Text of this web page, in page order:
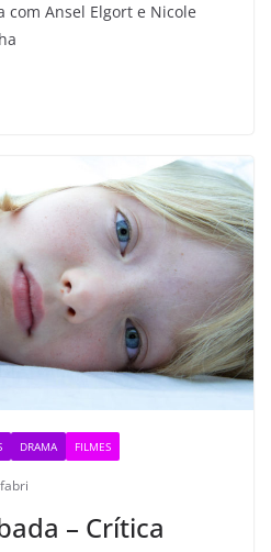
com Ansel Elgort e Nicole
DRAMA FILMES
– Crítica